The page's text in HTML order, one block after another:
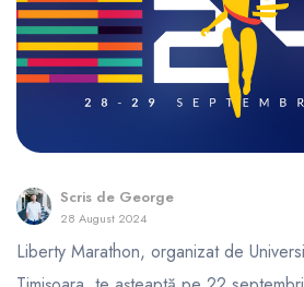
Scris de George
28 August 2024
Liberty Marathon, organizat de